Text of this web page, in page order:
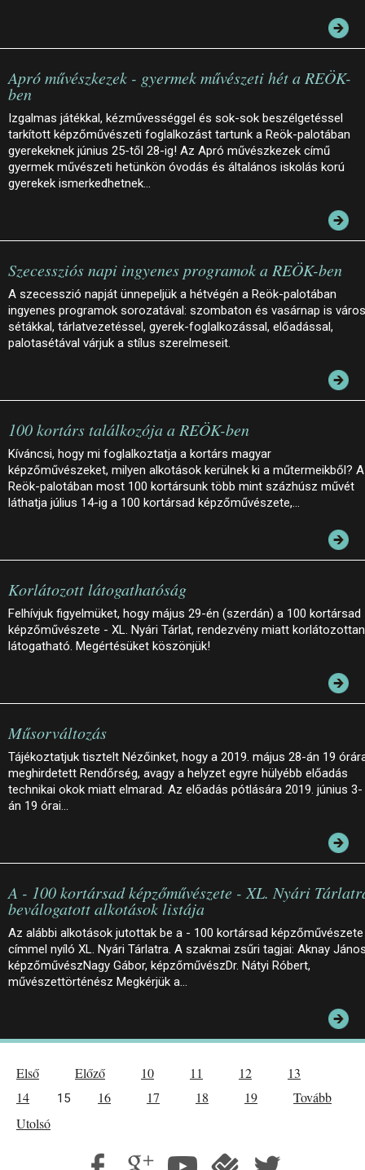
Apró művészkezek - gyermek művészeti hét a REÖK-
ben
Izgalmas játékkal, kézművességgel és sok-sok beszélgetéssel
tarkított képzőművészeti foglalkozást tartunk a Reök-palotában
gyerekeknek június 25-től 28-ig! Az Apró művészkezek című
gyermek művészeti hetünkön óvodás és általános iskolás korú
gyerekek ismerkedhetnek…
Szecessziós napi ingyenes programok a REÖK-ben
A szecesszió napját ünnepeljük a hétvégén a Reök-palotában
ingyenes programok sorozatával: szombaton és vasárnap is
sétákkal, tárlatvezetéssel, gyerek-foglalkozással, előadással,
palotasétával várjuk a stílus szerelmeseit.
100 kortárs találkozója a REÖK-ben
Kíváncsi, hogy mi foglalkoztatja a kortárs magyar
képzőművészeket, milyen alkotások kerülnek ki a műtermeikből? A
Reök-palotában most 100 kortársunk több mint százhúsz művét
láthatja július 14-ig a 100 kortársad képzőművészete,…
Korlátozott látogathatóság
Felhívjuk figyelmüket, hogy május 29-én (szerdán) a 100 kortársad
képzőművészete - XL. Nyári Tárlat, rendezvény miatt korlátozottan
látogatható. Megértésüket köszönjük!
Műsorváltozás
Tájékoztatjuk tisztelt Nézőinket, hogy a 2019. május 28-án 19
meghirdetett Rendőrség, avagy a helyzet egyre hülyébb előadás
technikai okok miatt elmarad. Az előadás pótlására 2019. június 3-
án 19 órai…
A - 100 kortársad képzőművészete - XL. Nyári
beválogatott alkotások listája
Az alábbi alkotások jutottak be a - 100 kortársad
címmel nyíló XL. Nyári Tárlatra. A szakmai zsűri tagjai: Aknay
képzőművészNagy Gábor, képzőművészDr. Nátyi Róbert,
művészettörténész Megkérjük a…
Első Előző 10 11 12
13
14
15 16 17 18 19
Tovább
Utolsó